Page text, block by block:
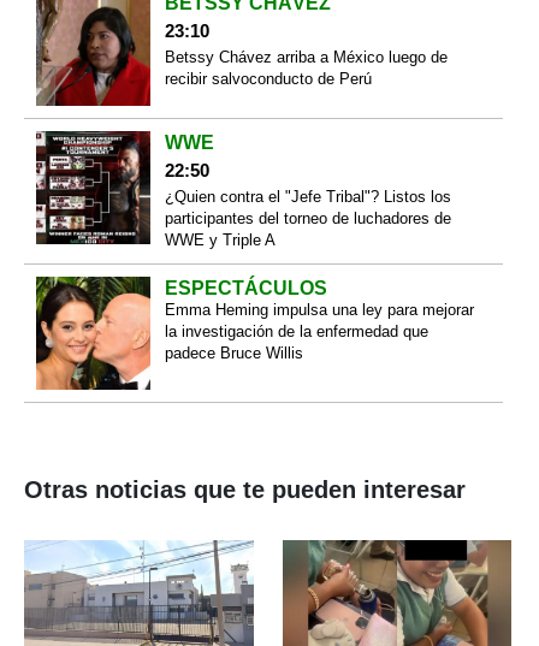
23:10
Betssy Chávez arriba a México luego de
recibir salvoconducto de Perú
WWE
22:50
¿Quien contra el "Jefe Tribal"? Listos los
participantes del torneo de luchadores de
WWE y Triple A
ESPECTÁCULOS
Emma Heming impulsa una ley para mejorar
la investigación de la enfermedad que
padece Bruce Willis
Otras noticias que te pueden interesar